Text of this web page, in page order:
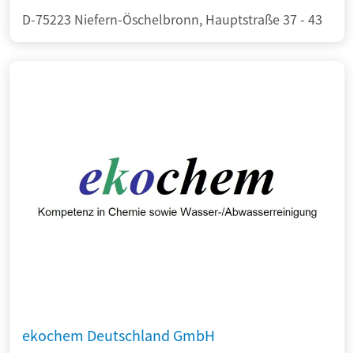
D-75223 Niefern-Öschelbronn, Hauptstraße 37 - 43
ekochem Deutschland GmbH